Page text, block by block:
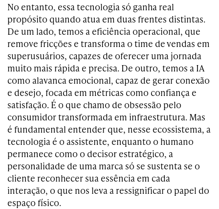
No entanto, essa tecnologia só ganha real
propósito quando atua em duas frentes distintas.
De um lado, temos a eficiência operacional, que
remove fricções e transforma o time de vendas em
superusuários, capazes de oferecer uma jornada
muito mais rápida e precisa. De outro, temos a IA
como alavanca emocional, capaz de gerar conexão
e desejo, focada em métricas como confiança e
satisfação. É o que chamo de obsessão pelo
consumidor transformada em infraestrutura. Mas
é fundamental entender que, nesse ecossistema, a
tecnologia é o assistente, enquanto o humano
permanece como o decisor estratégico, a
personalidade de uma marca só se sustenta se o
cliente reconhecer sua essência em cada
interação, o que nos leva a ressignificar o papel do
espaço físico.